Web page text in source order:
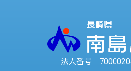
法人番号